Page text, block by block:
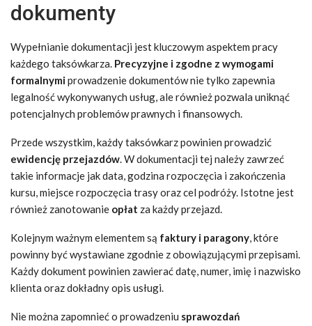
dokumenty
Wypełnianie dokumentacji jest kluczowym aspektem pracy
każdego taksówkarza. Precyzyjne i zgodne z wymogami
formalnymiprowadzenie dokumentów nie tylko zapewnia
legalność wykonywanych usług, ale również pozwala uniknąć
potencjalnych problemów prawnych i finansowych.
Przede wszystkim, każdy taksówkarz powinien prowadzić
ewidencję przejazdów. W dokumentacji tej należy zawrzeć
takie informacje jak data, godzina rozpoczęcia i zakończenia
kursu, miejsce rozpoczęcia trasy oraz cel podróży. Istotne jest
również zanotowanie opłat za każdy przejazd.
Kolejnym ważnym elementem są faktury i paragony, które
powinny być wystawiane zgodnie z obowiązującymi przepisami.
Każdy dokument powinien zawierać datę, numer, imię i nazwisko
klienta oraz dokładny opis usługi.
Nie można zapomnieć o prowadzeniu sprawozdań